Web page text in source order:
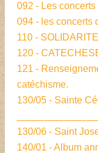
092 - Les
094 - les concerts
110 -
120 -
121 -
catéchisme.
130/05 - Sainte
130/06 - Saint
140/01 - Album